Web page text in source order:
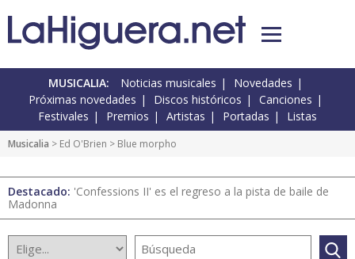
MUSICALIA: Noticias musicales
Novedades
Próximas novedades
Discos históricos
Canciones
Festivales
Premios Artistas Portadas Listas
Musicalia > Ed O'Brien > Blue morpho
Destacado: 'Confessions II' es el regreso a la pista de baile de
Madonna